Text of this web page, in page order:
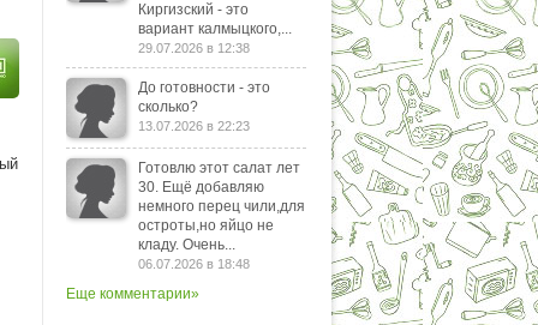
Киргизский - это
вариант калмыцкого,...
29.07.2026 в 12:38
До готовности - это
сколько?
13.07.2026 в 22:23
Готовлю этот салат лет
30. Ещё добавляю
немного перец чили,для
остроты,но яйцо не
кладу. Очень...
06.07.2026 в 18:48
Еще комментарии»